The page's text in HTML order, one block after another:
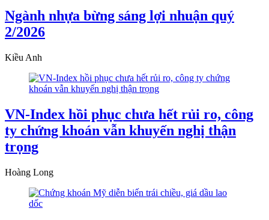
Ngành nhựa bừng sáng lợi nhuận quý
2/2026
Kiều Anh
VN-Index hồi phục chưa hết rủi ro, công
ty chứng khoán vẫn khuyến nghị thận
trọng
Hoàng Long